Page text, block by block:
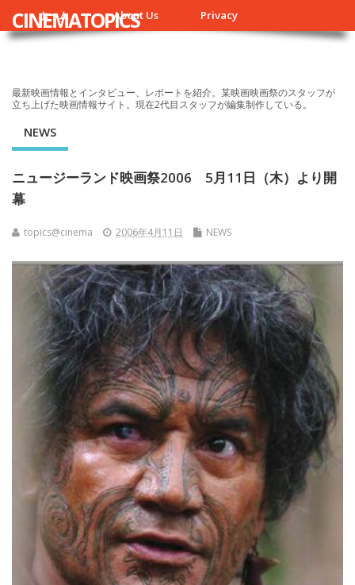
ホーム About Us Privacy
CINEMATOPICS
最新映画情報とインタビュー、レポートを紹介。某映画映画祭のスタッフが
立ち上げた映画情報サイト。現在2代目スタッフが編集制作している。
NEWS
ニュージーランド映画祭2006 5月11日（木）より開
幕
topics@cinema 2006年4月11日 NEWS